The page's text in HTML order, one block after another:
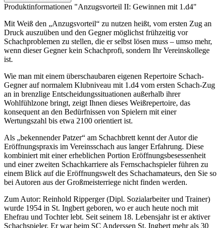
Produktinformationen "Anzugsvorteil II: Gewinnen mit 1.d4"
Mit Weiß den „Anzugsvorteil“ zu nutzen heißt, vom ersten Zug an
Druck auszuüben und den Gegner möglichst frühzeitig vor
Schachproblemen zu stellen, die er selbst lösen muss – umso mehr,
wenn dieser Gegner kein Schachprofi, sondern Ihr Vereinskollege
ist.
Wie man mit einem überschaubaren eigenen Repertoire Schach-
Gegner auf normalem Klubniveau mit 1.d4 vom ersten Schach-Zug
an in brenzlige Entscheidungssituationen außerhalb ihrer
Wohlfühlzone bringt, zeigt Ihnen dieses Weißrepertoire, das
konsequent an den Bedürfnissen von Spielern mit einer
Wertungszahl bis etwa 2100 orientiert ist.
Als „bekennender Patzer“ am Schachbrett kennt der Autor die
Eröffnungspraxis im Vereinsschach aus langer Erfahrung. Diese
kombiniert mit einer erheblichen Portion Eröffnungsbesessenheit
und einer zweiten Schachkarriere als Fernschachspieler führen zu
einem Blick auf die Eröffnungswelt des Schachamateurs, den Sie so
bei Autoren aus der Großmeisterriege nicht finden werden.
Zum Autor: Reinhold Ripperger (Dipl. Sozialarbeiter und Trainer)
wurde 1954 in St. Ingbert geboren, wo er auch heute noch mit
Ehefrau und Tochter lebt. Seit seinem 18. Lebensjahr ist er aktiver
Schachspieler. Er war beim SC Anderssen St. Ingbert mehr als 30